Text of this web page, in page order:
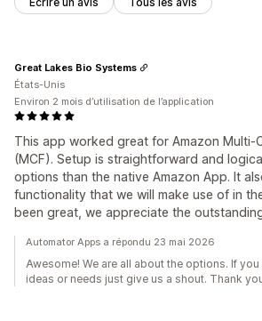
This app worked great for Amazon Multi-
(MCF). Setup is straightforward and
options than the native Amazon App. It
functionality that we will make use of in
been great, we appreciate the
Great Lakes Bio Systems
États-Unis
Environ 2 mois d’utilisation de l’application
Automator Apps a répondu 23 mai 2026
Awesome! We are all about the options. If
ideas or needs just give us a shout. Thank